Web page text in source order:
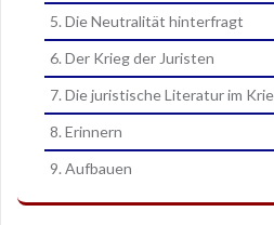
5. Die Neutralität hinterfragt
6. Der Krieg der Juristen
7. Die juristische Literatur im
8. Erinnern
9. Aufbauen